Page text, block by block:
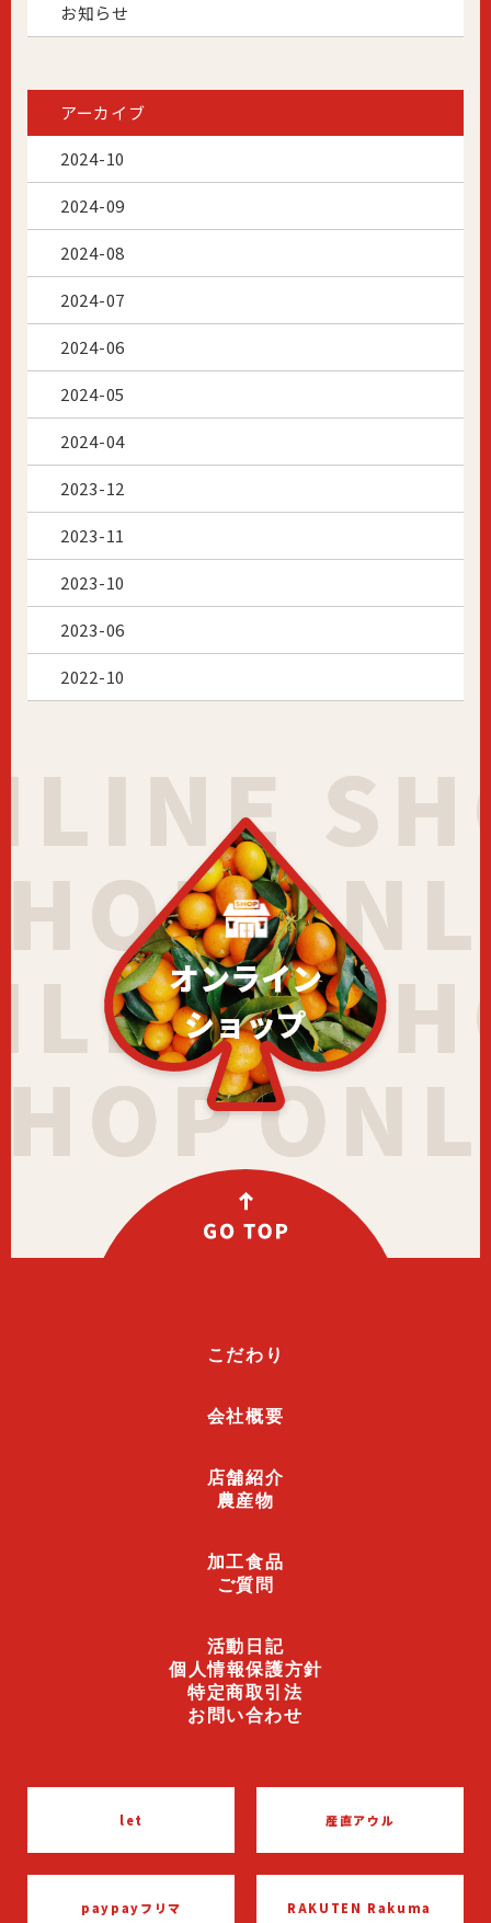
お知らせ
アーカイブ
2024-10
2024-09
2024-08
2024-07
2024-06
2024-05
2024-04
2023-12
2023-11
2023-10
2023-06
2022-10
オンライン
ショップ
こだわり
会社概要
店舗紹介
農産物
加工食品
ご質問
活動日記
個人情報保護方針
特定商取引法
お問い合わせ
let 産直アウル
paypayフリマ RAKUTEN Rakuma